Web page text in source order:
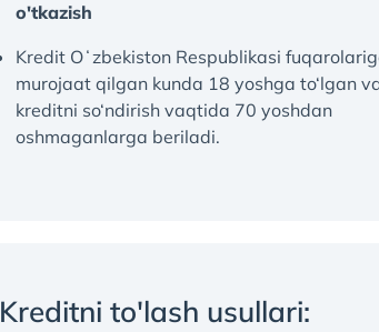
o'tkazish
Kredit Oʻzbekiston Respublikasi
murojaat qilgan kunda 18 yoshga to‘lgan
kreditni so‘ndirish vaqtida 70 yoshdan
oshmaganlarga beriladi.
Kreditni to'lash usullari: